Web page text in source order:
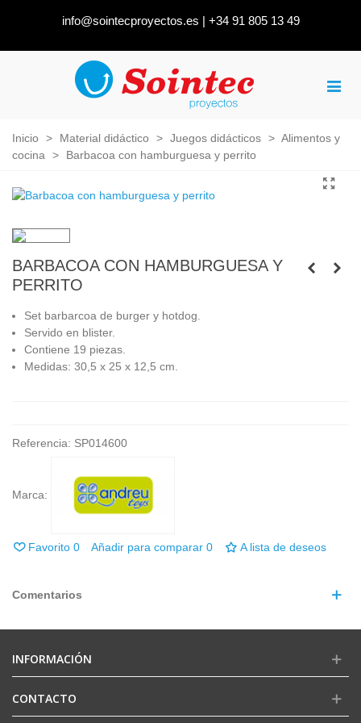
info@sointecproyectos.es | +34 91 805 13 49
Inicio > Material didáctico > Juegos didácticos > Alimentos y
cocina
> Barbacoa con hamburguesa y perrito
BARBACOA CON HAMBURGUESA Y
PERRITO
Set barbarcoa de burger y hotdog.
Servido en blister.
Contiene 19 piezas.
Medidas: 30,5 x 25 x 12,5 cm.
Referencia: SP014600
Marca:
Favorito 0 Añadir para comparar 0 A lista de deseos
Comentarios
INFORMACIÓN
CONTACTO